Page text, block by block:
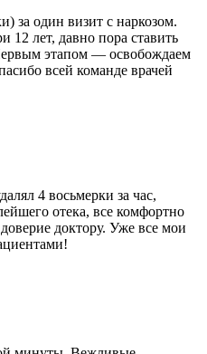
за один визит с наркозом.
лет, давно пора ставить
этапом — освобождаем
всей команде врачей
4 восьмерки за час,
отека, все комфортно
доктору. Уже все мои